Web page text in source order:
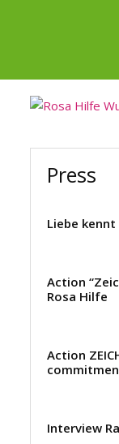
Press
Liebe
Action
Rosa Hilfe
Action
Interview